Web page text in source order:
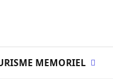
MEMORIEL